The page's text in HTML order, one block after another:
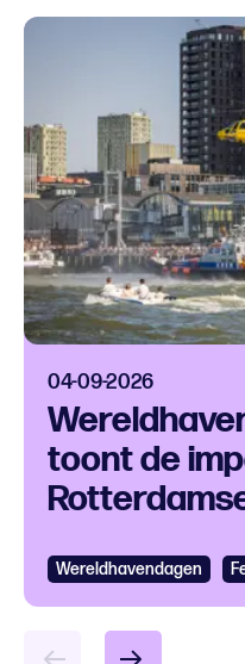
04-09-2026
toont de
Wereldhavendagen
Bekijken